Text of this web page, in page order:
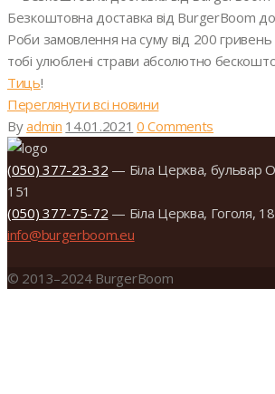
Безкоштовна доставка від BurgerBoom
Роби замовлення на суму від 200
тобі улюблені страви абсолютно
Тиць!
Переглянути всі новини
Byadmin 14.01.2021 0 Comments
(050) 377-23-32 — Біла Церква, бульвар
151
(050) 377-75-72 — Біла Церква, Гоголя,
info@burgerboom.eu
© 2013–2024 BurgerBoom